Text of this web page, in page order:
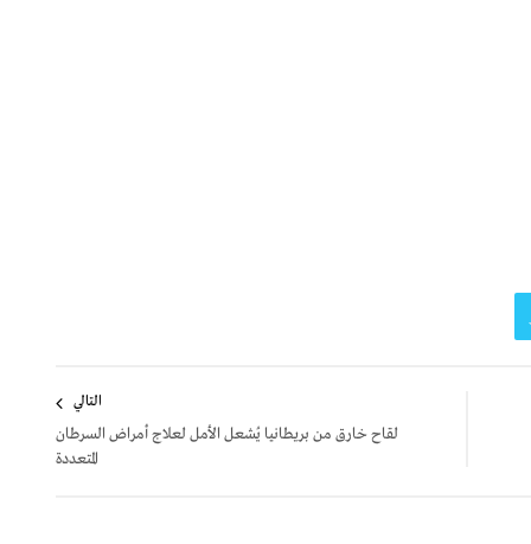
التالي
لقاح خارق من بريطانيا يُشعل الأمل لعلاج أمراض السرطان
المتعددة